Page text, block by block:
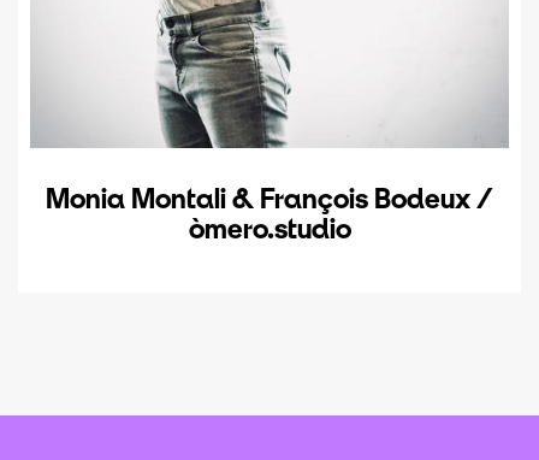
Monia Montali & François Bodeux /
òmero.studio